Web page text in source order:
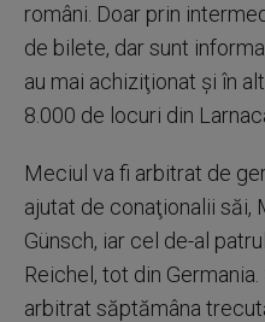
români. Doar prin
de bilete, dar sunt
au mai achiziţionat şi în
8.000 de locuri din
Meciul va fi arbitrat de
ajutat de conaţionalii săi,
Günsch, iar cel de-al
Reichel, tot din
arbitrat săptămâna